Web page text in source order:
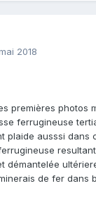
2018
premières photos
ferrugineuse
plaide ausssi dans
démantelée
de fer dans